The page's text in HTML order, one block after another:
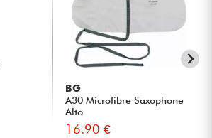
BG
A30 Microfibre Saxophone
Alto
16.90 €